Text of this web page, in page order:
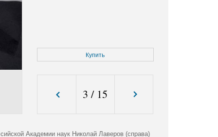
Купить
3 / 15
Академии наук Николай Лаверов (справа)